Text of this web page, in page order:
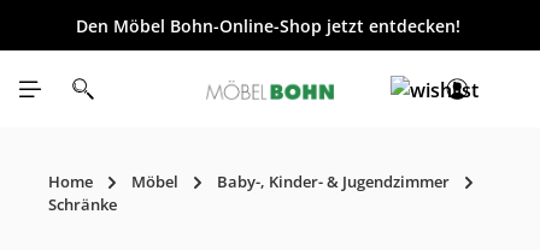
springen
Den Möbel Bohn-Online-Shop jetzt entdecken!
Home Möbel
Baby-, Kinder- & Jugendzimmer
Schränke